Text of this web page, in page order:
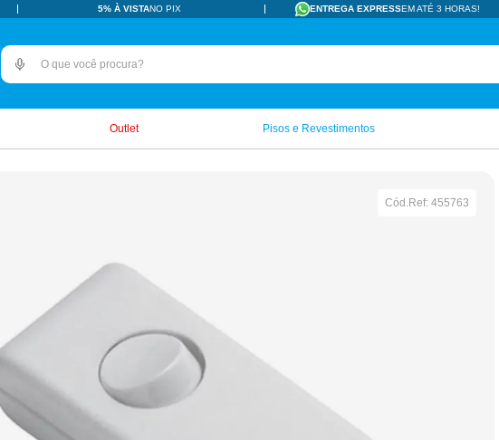
5% À VISTANO PIX ENTREGA EXPRESSEM ATÉ 3 HORAS!
O que você procura?
Outlet Pisos e Revestimentos
Cód.Ref:455763